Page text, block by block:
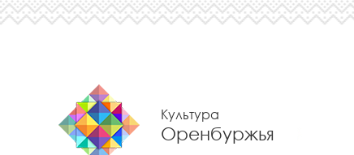
Культура
Оренбуржья